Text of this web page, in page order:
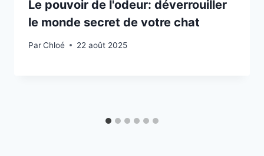
Le pouvoir de l'odeur: déverrouiller
le monde secret de votre chat
ParChloé 22 août 2025